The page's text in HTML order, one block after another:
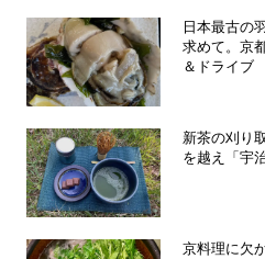
日本最古の
求めて。京
＆ドライブ
新茶の刈り
を越え「宇
京料理に欠